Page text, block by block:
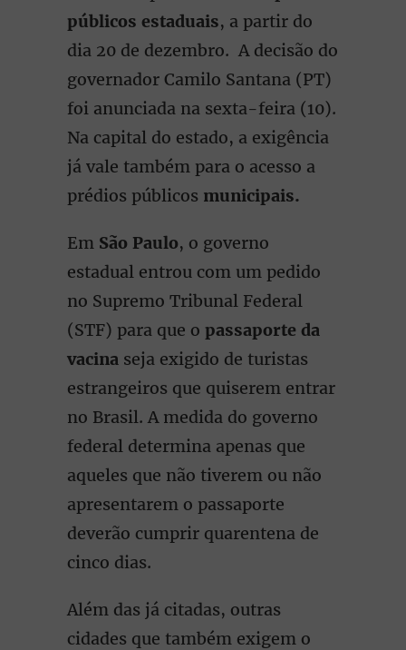
públicos estaduais, a partir do
dia 20 de dezembro. A decisão do
governador Camilo Santana (PT)
foi anunciada na sexta-feira (10).
Na capital do estado, a exigência
já vale também para o acesso a
prédios públicos municipais.
Em São Paulo, o governo
estadual entrou com um pedido
no Supremo Tribunal Federal
(STF) para que o passaporte da
vacina seja exigido de turistas
estrangeiros que quiserem entrar
no Brasil. A medida do governo
federal determina apenas que
aqueles que não tiverem ou não
apresentarem o passaporte
deverão cumprir quarentena de
cinco dias.
Além das já citadas, outras
cidades que também exigem o